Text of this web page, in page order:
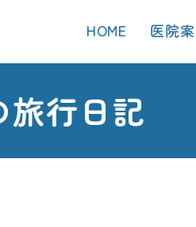
HOME 医院
旅行日記